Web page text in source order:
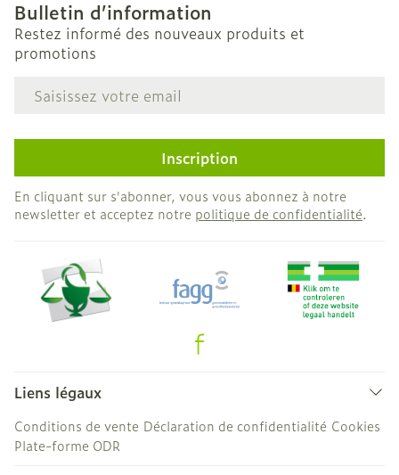
Bulletin d’information
Restez informé des nouveaux produits et
promotions
Adresse mail
Inscription
En cliquant sur s'abonner, vous vous abonnez à notre
newsletter et acceptez notre politique de confidentialité.
Liens légaux
Conditions de vente Déclaration de confidentialité Cookies
Plate-forme ODR